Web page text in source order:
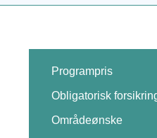
Programpris
Obligatorisk
Områdeønske